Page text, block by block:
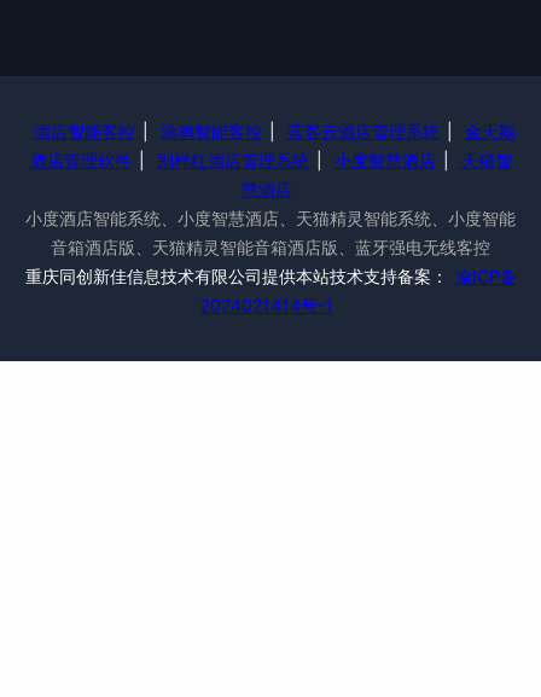
酒店智能客控 涂鸦智能客控 蓝客云酒店管理系统
金天鹅
酒店管理软件
别样红酒店管理系统 小度智慧酒店
天猫智
慧酒店
小度酒店智能系统、小度智慧酒店、天猫精灵智能系统、小度智能
音箱酒店版、天猫精灵智能音箱酒店版、蓝牙强电无线客控
重庆同创新佳信息技术有限公司提供本站技术支持备案：
渝ICP备
2024021414号-1